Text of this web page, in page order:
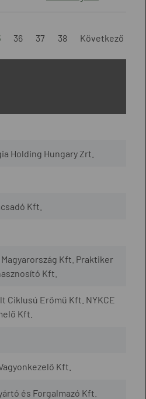
36 37 38 Következő
Holding Hungary Zrt.
Kft.
Kft. Praktiker
Kft.
Ciklusú Erőmű Kft. NYKCE
Kft.
Kft.
és Forgalmazó Kft.